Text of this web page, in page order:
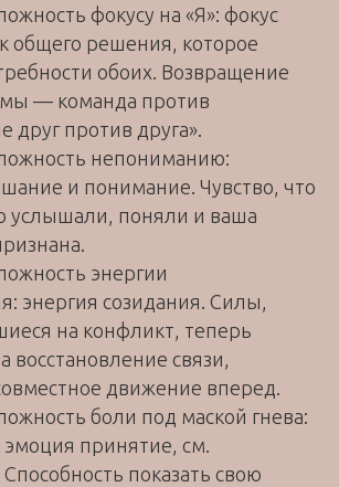
фокусу на «Я»: фокус
общего решения, которое
обоих. Возвращение
— команда против
друг против друга».
непониманию:
и понимание. Чувство, что
услышали, поняли и ваша
энергии
энергия созидания. Силы,
на конфликт, теперь
восстановление связи,
движение вперед.
боли под маской гнева:
эмоция принятие, см.
показать свою